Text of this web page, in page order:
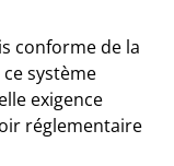
conforme de la
système
exigence
réglementaire